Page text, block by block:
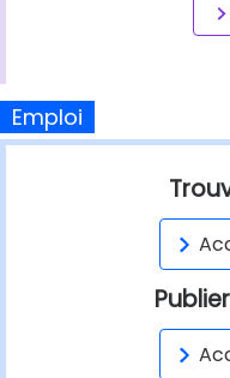
Emploi